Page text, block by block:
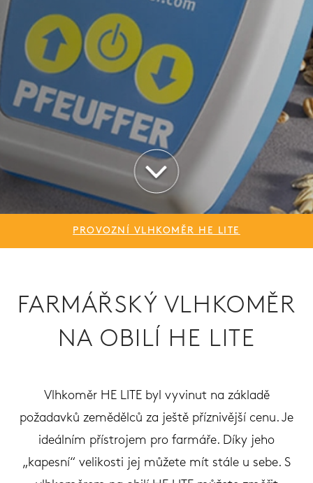
PROVOZNÍ VLHKOMĚR HE LITE
FARMÁŘSKÝ VLHKOMĚR
NA OBILÍ HE LITE
Vlhkoměr HE LITE byl vyvinut na základě
požadavků zemědělců za ještě příznivější cenu. Je
ideálním přístrojem pro farmáře. Díky jeho
„kapesní“ velikosti jej můžete mít stále u sebe. S